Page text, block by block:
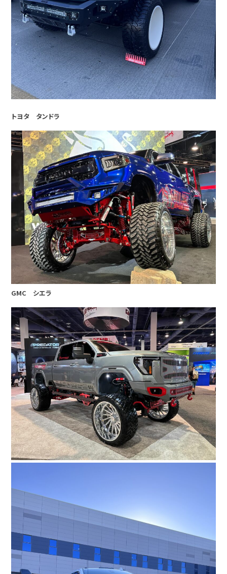
トヨタ タンドラ
GMC シエラ